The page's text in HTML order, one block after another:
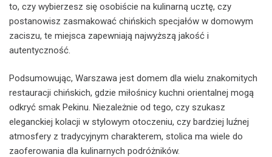
to, czy wybierzesz się osobiście na kulinarną ucztę, czy
postanowisz zasmakować chińskich specjałów w domowym
zaciszu, te miejsca zapewniają najwyższą jakość i
autentyczność.
Podsumowując, Warszawa jest domem dla wielu znakomitych
restauracji chińskich, gdzie miłośnicy kuchni orientalnej mogą
odkryć smak Pekinu. Niezależnie od tego, czy szukasz
eleganckiej kolacji w stylowym otoczeniu, czy bardziej luźnej
atmosfery z tradycyjnym charakterem, stolica ma wiele do
zaoferowania dla kulinarnych podróżników.